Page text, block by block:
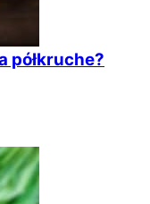
półkruche?